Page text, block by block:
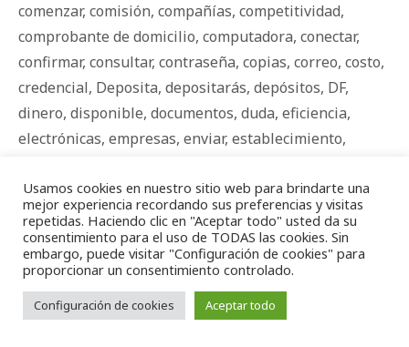
comenzar, comisión, compañías, competitividad,
comprobante de domicilio, computadora, conectar,
confirmar, consultar, contraseña, copias, correo, costo,
credencial, Deposita, depositarás, depósitos, DF,
dinero, disponible, documentos, duda, eficiencia,
electrónicas, empresas, enviar, establecimiento,
envío,hábiles, ideas,IFE, imprescindibles,Impulso,
incrementar,ingresar,innovación,innovar,interior,
Internet,Iusacell,Karina Hernández Barrera ,luz
dinero,Maxicel ,medianas,medio,mejor mejorar
Mexico,Micro empresas, microempresarios
Microempresas,mínimos ,mipymes,Movistar
Usamos cookies en nuestro sitio web para brindarte una
mejor experiencia recordando sus preferencias y visitas
repetidas. Haciendo clic en "Aceptar todo" usted da su
consentimiento para el uso de TODAS las cookies. Sin
embargo, puede visitar "Configuración de cookies" para
proporcionar un consentimiento controlado.
Configuración de cookies Aceptar todo